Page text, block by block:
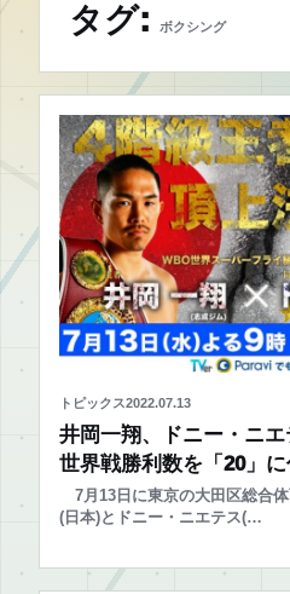
タグ: ボクシング
トピックス2022.07.13
井岡一翔、ドニー・ニ
世界戦勝利数を「20」
7月13日に東京の大田区総合
(日本)とドニー・ニエテス(…